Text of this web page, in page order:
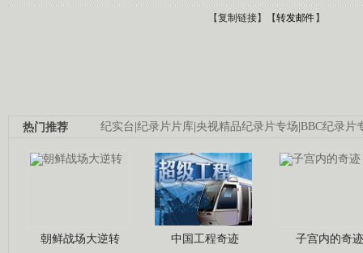
【复制链接】【转发邮件】
纪实台|纪录片片库|央视精品纪录片专场|BBC纪录片
热门推荐
朝鲜战场大逆转 中国工程奇迹 子宫内的奇迹